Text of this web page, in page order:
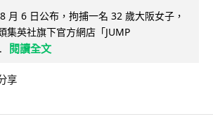
月 6 日公布，拘捕一名 32 歲大阪女子，
集英社旗下官方網店「JUMP
閱讀全文
享